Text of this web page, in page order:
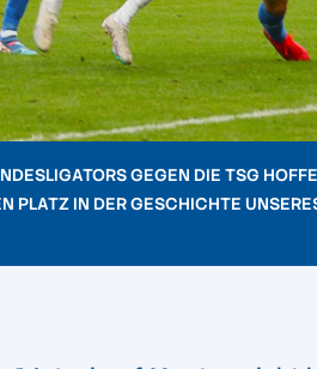
GEGEN DIE TSG
PLATZ IN DER GESCHICHTE